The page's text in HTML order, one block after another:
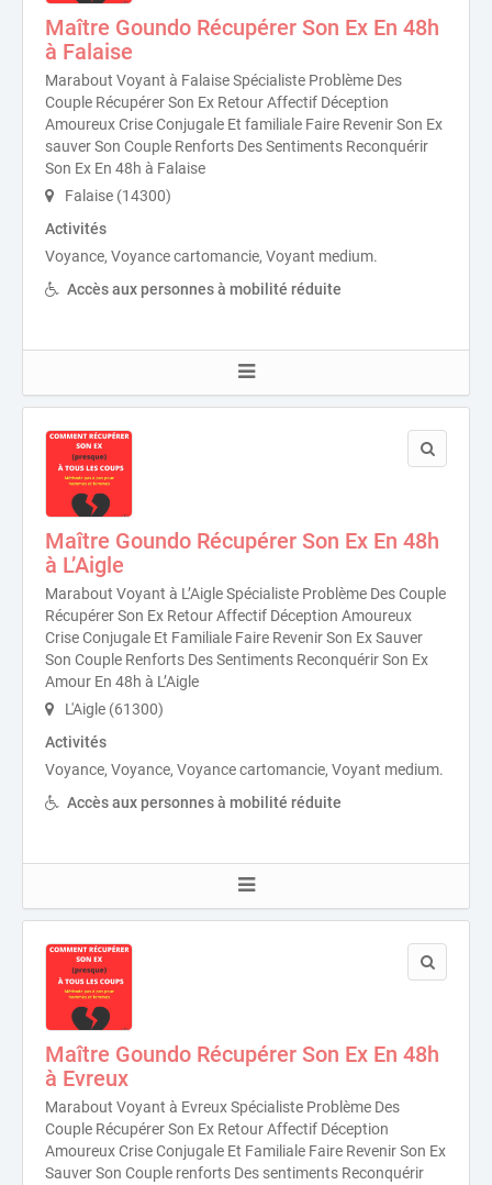
Maître Goundo Récupérer Son Ex En 48h
à Falaise
Marabout Voyant à Falaise Spécialiste Problème Des
Couple Récupérer Son Ex Retour Affectif Déception
Amoureux Crise Conjugale Et familiale Faire Revenir Son Ex
sauver Son Couple Renforts Des Sentiments Reconquérir
Son Ex En 48h à Falaise
Falaise (14300)
Activités
Voyance, Voyance cartomancie, Voyant medium.
Accès aux personnes à mobilité réduite
Maître Goundo Récupérer Son Ex En 48h
à L’Aigle
Marabout Voyant à L’Aigle Spécialiste Problème Des Couple
Récupérer Son Ex Retour Affectif Déception Amoureux
Crise Conjugale Et Familiale Faire Revenir Son Ex Sauver
Son Couple Renforts Des Sentiments Reconquérir Son Ex
Amour En 48h à L’Aigle
L'Aigle (61300)
Activités
Voyance, Voyance, Voyance cartomancie, Voyant medium.
Accès aux personnes à mobilité réduite
Maître Goundo Récupérer Son Ex En 48h
à Evreux
Marabout Voyant à Evreux Spécialiste Problème Des
Couple Récupérer Son Ex Retour Affectif Déception
Amoureux Crise Conjugale Et Familiale Faire Revenir Son Ex
Sauver Son Couple renforts Des sentiments Reconquérir